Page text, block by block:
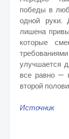
победы в
одной руки.
лишена
которые
улучшается
все равно —
второй
Источник